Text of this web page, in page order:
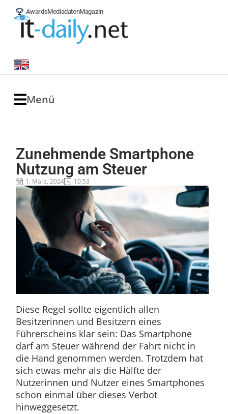
AwardsMediadatenMagazin
Menü
Zunehmende Smartphone
Nutzung am Steuer
1. März, 2024 10:53
Diese Regel sollte eigentlich allen
Besitzerinnen und Besitzern eines
Führerscheins klar sein: Das Smartphone
darf am Steuer während der Fahrt nicht in
die Hand genommen werden. Trotzdem hat
sich etwas mehr als die Hälfte der
Nutzerinnen und Nutzer eines Smartphones
schon einmal über dieses Verbot
hinweggesetzt.